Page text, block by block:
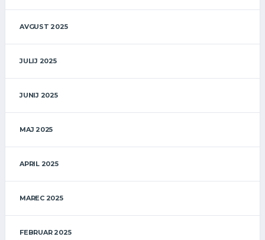
AVGUST 2025
JULIJ 2025
JUNIJ 2025
MAJ 2025
APRIL 2025
MAREC 2025
FEBRUAR 2025